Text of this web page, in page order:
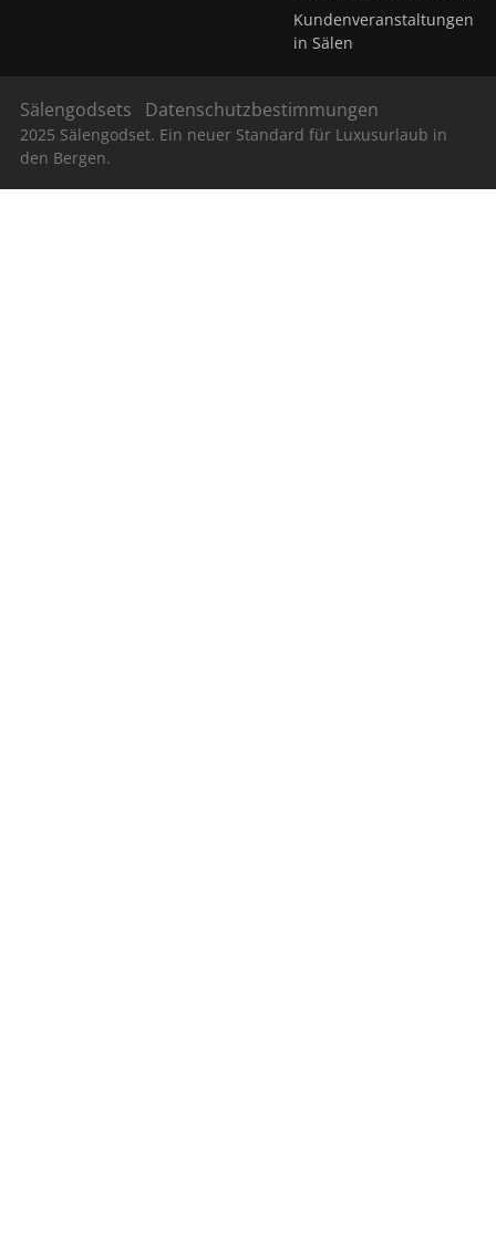
Kundenveranstaltungen
in Sälen
2025 Sälengodset. Ein neuer Standard für Luxusurlaub in
den Bergen.
Sälengodsets Datenschutzbestimmungen